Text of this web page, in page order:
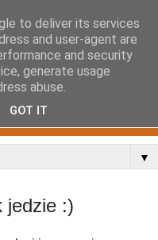
▼
jedzie :)
to deliver its services
and user-agent are
and security
generate usage
abuse.
GOT IT